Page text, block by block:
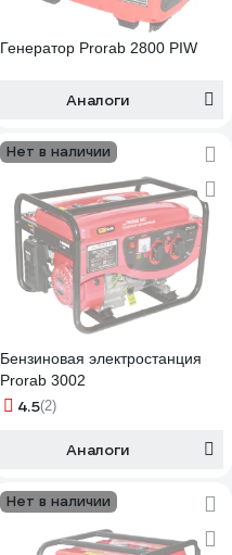
Генератор Prorab 2800 PIW
Аналоги
Нет в наличии
Бензиновая электростанция
Prorab 3002
4.5(2)
Аналоги
Нет в наличии